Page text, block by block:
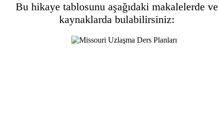
Bu hikaye tablosunu aşağıdaki makalelerde ve
kaynaklarda bulabilirsiniz: